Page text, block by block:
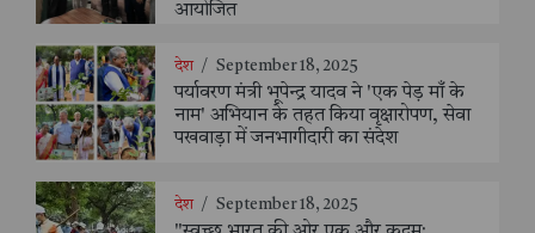
आयोजित
देश / September 18, 2025
पर्यावरण मंत्री भूपेन्द्र यादव ने 'एक पेड़ माँ के
नाम' अभियान के तहत किया वृक्षारोपण, सेवा
पखवाड़ा में जनभागीदारी का संदेश
देश / September 18, 2025